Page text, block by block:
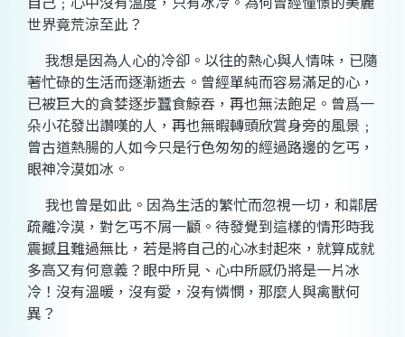
世界竟荒涼至此？
我想是因為人心的冷卻。以往的熱心與人情味，已隨
著忙碌的生活而逐漸逝去。曾經單純而容易滿足的心，
已被巨大的貪婪逐步蠶食鯨吞，再也無法飽足。曾爲一
朵小花發出讚嘆的人，再也無暇轉頭欣賞身旁的風景﹔
曾古道熱腸的人如今只是行色匆匆的經過路邊的乞丐，
眼神冷漠如冰。
我也曾是如此。因為生活的繁忙而忽視一切，和鄰居
疏離冷漠，對乞丐不屑一顧。待發覺到這樣的情形時我
震撼且難過無比，若是將自己的心冰封起來，就算成就
多高又有何意義？眼中所見、心中所感仍將是一片冰
冷！沒有溫暖，沒有愛，沒有憐憫，那麼人與禽獸何
異？